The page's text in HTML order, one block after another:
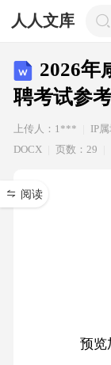
人人文库
2026年
聘考试参
上传人：1*** IP
DOCX
页数：29
阅读
预览